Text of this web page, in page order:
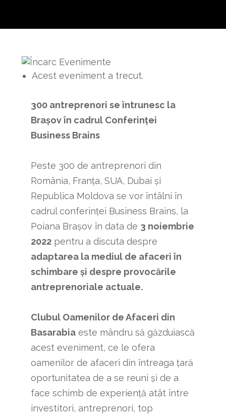
Acest eveniment a trecut.
300 antreprenori se întrunesc la
Brașov în cadrul Conferinței
Business Brains
Peste 300 de antreprenori din
România, Franța, SUA, Dubai și
Republica Moldova se vor întâlni în
cadrul conferinței Business Brains, la
Poiana Brașov în data de 3 noiembrie
2022pentru a discuta despre
adaptarea la mediul de afaceri în
schimbare și despre provocările
antreprenoriale actuale.
Clubul Oamenilor de Afaceri din
Basarabiaeste mândru să găzduiască
acest eveniment, ce le ofera
oamenilor de afaceri din întreaga țară
oportunitatea de a se reuni și de a
face schimb de experiență atât între
investitori, antreprenori, top